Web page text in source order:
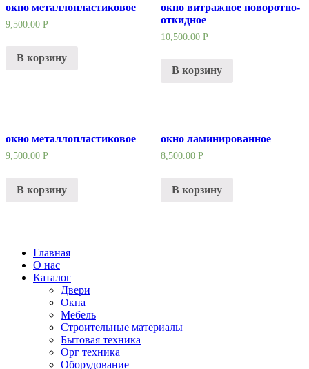
окно металлопластиковое
9,500.00 Р
В корзину
окно витражное поворотно-
откидное
10,500.00 Р
В корзину
окно металлопластиковое
9,500.00 Р
В корзину
окно ламинированное
8,500.00 Р
В корзину
Главная
О нас
Каталог
Двери
Окна
Мебель
Строительные материалы
Бытовая техника
Орг техника
Оборудование